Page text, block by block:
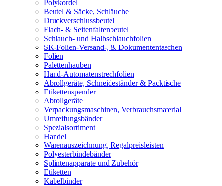
Polykordel
Beutel & Säcke, Schläuche
Druckverschlussbeutel
Flach- & Seitenfaltenbeutel
Schlauch- und Halbschlauchfolien
SK-Folien-Versand-, & Dokumententaschen
Folien
Palettenhauben
Hand-Automatenstrechfolien
Abrollgeräte, Schneideständer & Packtische
Etikettenspender
Abrollgeräte
Verpackungsmaschinen, Verbrauchsmaterial
Umreifungsbänder
Spezialsortiment
Handel
Warenauszeichnung, Regalpreisleisten
Polyesterbindebänder
Splintenapparate und Zubehör
Etiketten
Kabelbinder